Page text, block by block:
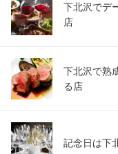
下北沢でデ
店
下北沢で熟
る店
記念日は下